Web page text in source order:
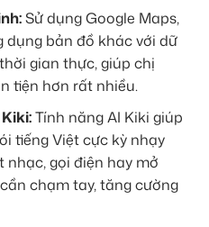
Sử dụng Google Maps,
dụng bản đồ khác với dữ
gian thực, giúp chị
tiện hơn rất nhiều.
Tính năng AI Kiki giúp
tiếng Việt cực kỳ nhạy
nhạc, gọi điện hay mở
chạm tay, tăng cường